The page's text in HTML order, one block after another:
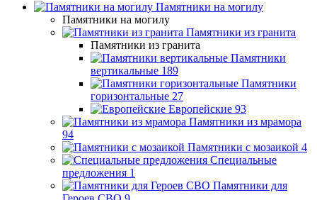
Памятники на могилу
Памятники на могилу
Памятники из гранита
Памятники из гранита
Памятники
вертикальные 189
Памятники
горизонтальные 27
Европейские 93
Памятники из мрамора
94
Памятники с мозаикой 4
Специальные
предложения 1
Памятники для